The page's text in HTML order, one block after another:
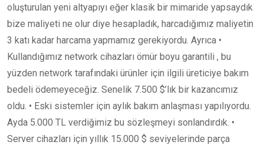
oluşturulan yeni altyapıyı eğer klasik bir mimaride yapsaydık
bize maliyeti ne olur diye hesapladık, harcadığımız maliyetin
3 katı kadar harcama yapmamız gerekiyordu. Ayrıca •
Kullandığımız network cihazları ömür boyu garantili , bu
yüzden network tarafındaki ürünler için ilgili üreticiye bakım
bedeli ödemeyeceğiz. Senelik 7.500 $’lık bir kazancımız
oldu. • Eski sistemler için aylık bakım anlaşması yapılıyordu.
Ayda 5.000 TL verdiğimiz bu sözleşmeyi sonlandırdık. •
Server cihazları için yıllık 15.000 $ seviyelerinde parça